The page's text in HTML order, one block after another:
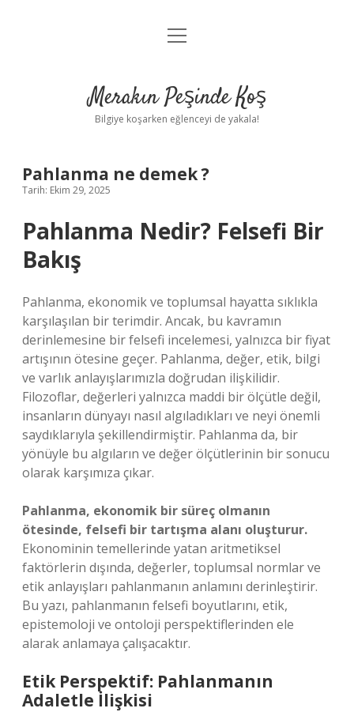
Anasayfa
Yasal Uyarı
menüyü
Merakın Peşinde Koş
Bilgiye koşarken eğlenceyi de yakala!
Pahlanma ne demek ?
Tarih: Ekim 29, 2025
Pahlanma Nedir? Felsefi Bir
Bakış
Pahlanma, ekonomik ve toplumsal hayatta sıklıkla
karşılaşılan bir terimdir. Ancak, bu kavramın
derinlemesine bir felsefi incelemesi, yalnızca bir fiyat
artışının ötesine geçer. Pahlanma, değer, etik, bilgi
ve varlık anlayışlarımızla doğrudan ilişkilidir.
Filozoflar, değerleri yalnızca maddi bir ölçütle değil,
insanların dünyayı nasıl algıladıkları ve neyi önemli
saydıklarıyla şekillendirmiştir. Pahlanma da, bir
yönüyle bu algıların ve değer ölçütlerinin bir sonucu
olarak karşımıza çıkar.
Pahlanma, ekonomik bir süreç olmanın
ötesinde, felsefi bir tartışma alanı oluşturur.
Ekonominin temellerinde yatan aritmetiksel
faktörlerin dışında, değerler, toplumsal normlar ve
etik anlayışları pahlanmanın anlamını derinleştirir.
Bu yazı, pahlanmanın felsefi boyutlarını, etik,
epistemoloji ve ontoloji perspektiflerinden ele
alarak anlamaya çalışacaktır.
Etik Perspektif: Pahlanmanın
Adaletle İlişkisi